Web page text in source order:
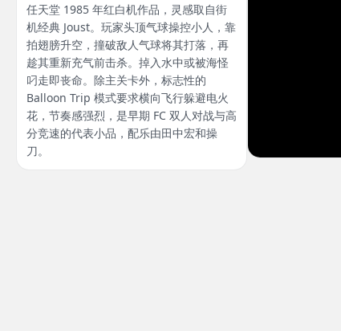
任天堂 1985 年红白机作品，灵感取自街
机经典 Joust。玩家头顶气球操控小人，靠
拍翅膀升空，撞破敌人气球将其打落，再
趁其重新充气前击杀。掉入水中或被海怪
叼走即丧命。除主关卡外，标志性的
Balloon Trip 模式要求横向飞行躲避电火
花，节奏感强烈，是早期 FC 双人对战与高
分竞速的代表小品，配乐由田中宏和操
刀。